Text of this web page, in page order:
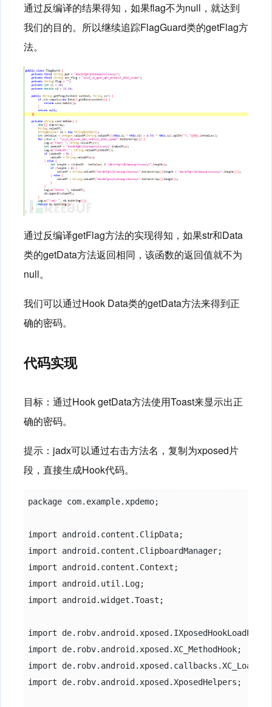
通过反编译的结果得知，如果flag不为null，就达到
我们的目的。所以继续追踪FlagGuard类的getFlag方
法。
通过反编译getFlag方法的实现得知，如果str和Data
类的getData方法返回相同，该函数的返回值就不为
null。
我们可以通过Hook Data类的getData方法来得到正
确的密码。
代码实现
目标：通过Hook getData方法使用Toast来显示出正
确的密码。
提示：jadx可以通过右击方法名，复制为xposed片
段，直接生成Hook代码。
package com.example.xpdemo;
import android.content.ClipData;
import android.content.ClipboardManager;
import android.content.Context;
import android.util.Log;
import android.widget.Toast;
import
import de.robv.android.xposed.XC_MethodHook;
import
import de.robv.android.xposed.XposedHelpers;